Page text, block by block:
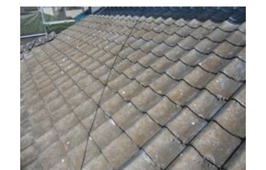
10年のサイディングにクリヤーを！！
傷みのひどいセメント瓦に・・・
施工事例
今、話題の！！カバー工法とは
玄関ドアカバー工法